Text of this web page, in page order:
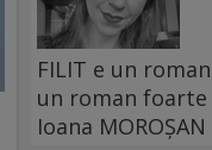
FILIT e un
un roman foarte
Ioana MOROȘAN